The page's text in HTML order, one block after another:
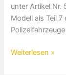
unter Artikel Nr.
Modell als Teil
Ford
Weiterlesen »